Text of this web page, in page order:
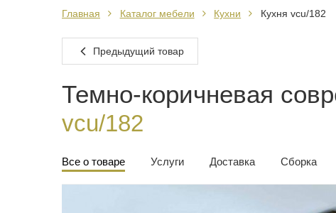
Главная Каталог мебели Кухни Кухня vcu/182
Предыдущий товар
Темно-коричневая
vcu/182
Все о товаре Услуги Доставка Сборка